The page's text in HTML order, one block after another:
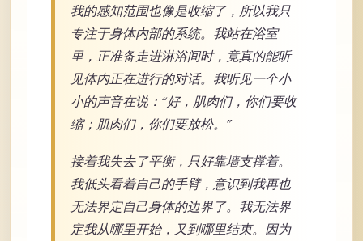
我的感知范围也像是收缩了，所以我只
专注于身体内部的系统。我站在浴室
里，正准备走进淋浴间时，竟真的能听
见体内正在进行的对话。我听见一个小
小的声音在说：“好，肌肉们，你们要收
缩；肌肉们，你们要放松。”
接着我失去了平衡，只好靠墙支撑着。
我低头看着自己的手臂，意识到我再也
无法界定自己身体的边界了。我无法界
定我从哪里开始，又到哪里结束。因为